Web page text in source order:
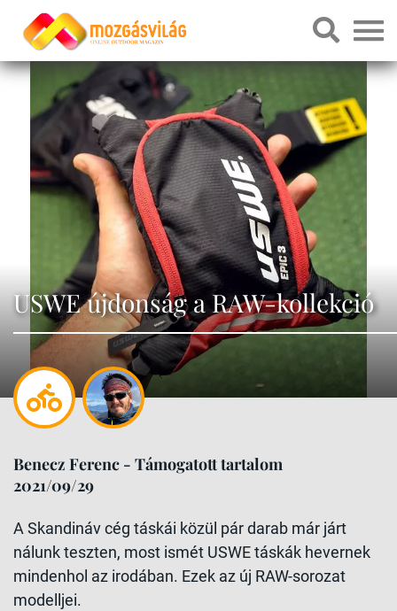
USWE újdonság a RAW-kollekció
Benecz Ferenc - Támogatott tartalom
2021/09/29
A Skandináv cég táskái közül pár darab már járt
nálunk teszten, most ismét USWE táskák hevernek
mindenhol az irodában. Ezek az új RAW-sorozat
modelljei.